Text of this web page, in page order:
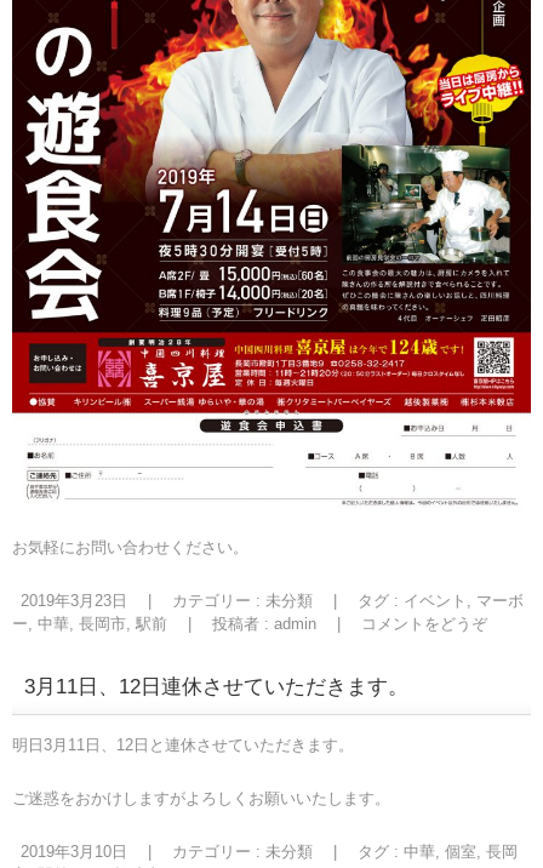
お気軽にお問い合わせください。
2019年3月23日 カテゴリー : 未分類 タグ : イベント
マーボ
ー 中華 長岡市 駅前 投稿者 : admin コメントをどうぞ
3月11日、12日連休させていただきます。
明日3月11日、12日と連休させていただきます。
ご迷惑をおかけしますがよろしくお願いいたします。
2019年3月10日 カテゴリー : 未分類 タグ : 中華 個室 長岡